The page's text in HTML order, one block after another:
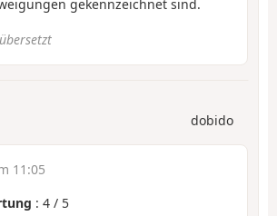
gekennzeichnet sind.
dobido
11:05
: 4 / 5